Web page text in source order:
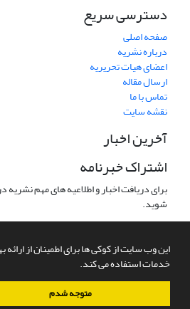
این وب سایت از کوکی ها برای اطمینان از ارائه
خدمات استفاده می کند.
متوجه شدم
دسترسی سریع
صفحه اصلی
درباره نشریه
اعضای هیات تحریریه
ارسال مقاله
تماس با ما
نقشه سایت
آخرین اخبار
اشتراک خبرنامه
برای دریافت اخبار و اطلاعیه های مهم
شوید.